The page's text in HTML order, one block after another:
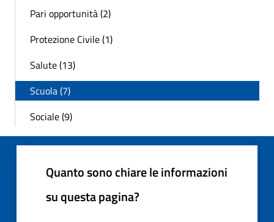
Pari opportunità (2)
Protezione Civile (1)
Salute (13)
Scuola (7)
Sociale (9)
Quanto sono chiare le informazioni
su questa pagina?